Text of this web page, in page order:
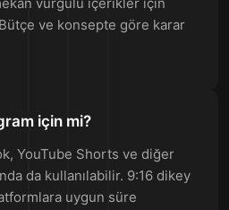
ve konsepte göre karar
için mi?
YouTube Shorts ve diğer
da kullanılabilir. 9:16 dikey
uygun süre